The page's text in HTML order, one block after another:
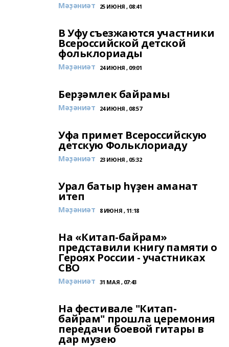
Мәҙәниәт 25 ИЮНЯ , 08:41
В Уфу съезжаются участники
Всероссийской детской
фольклориады
Мәҙәниәт 24 ИЮНЯ , 09:01
Берҙәмлек байрамы
Мәҙәниәт 24 ИЮНЯ , 08:57
Уфа примет Всероссийскую
детскую Фольклориаду
Мәҙәниәт 23 ИЮНЯ , 05:32
Урал батыр һүҙен аманат
итеп
Мәҙәниәт 8 ИЮНЯ , 11:18
На «Китап-байрам»
представили книгу памяти о
Героях России - участниках
СВО
Мәҙәниәт 31 МАЯ , 07:43
На фестивале "Китап-
байрам" прошла церемония
передачи боевой гитары в
дар музею